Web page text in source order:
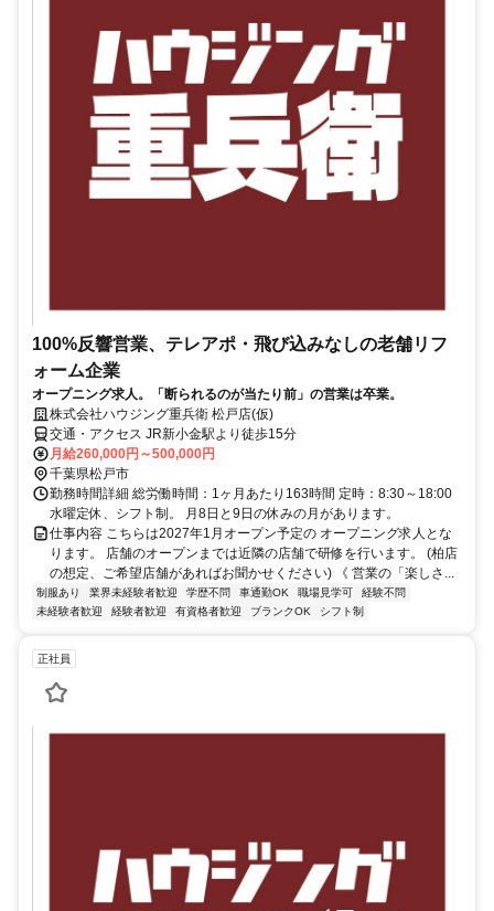
100%反響営業、テレアポ・飛び込みなしの老舗リフ
ォーム企業
オープニング求人。「断られるのが当たり前」の営業は卒業。
株式会社ハウジング重兵衛 松戸店(仮)
交通・アクセス JR新小金駅より徒歩15分
月給260,000円～500,000円
千葉県松戸市
勤務時間詳細 総労働時間：1ヶ月あたり163時間 定時：8:30～18:00
水曜定休、シフト制。 月8日と9日の休みの月があります。
仕事内容 こちらは2027年1月オープン予定の オープニング求人とな
ります。 店舗のオープンまでは近隣の店舗で研修を行います。 (柏店
の想定、ご希望店舗があればお聞かせください) 《 営業の「楽しさ...
制服あり 業界未経験者歓迎 学歴不問 車通勤OK 職場見学可
経験不問
未経験者歓迎
経験者歓迎 有資格者歓迎 ブランクOK シフト制
正社員